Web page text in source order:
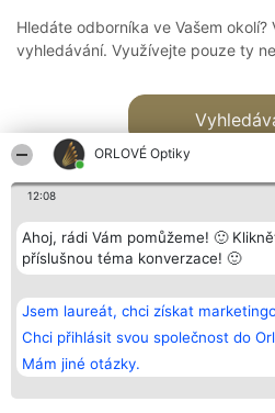
ORLOVÉ Optiky
12:08
Ahoj, rádi Vám pomůžeme! 🙂
příslušnou téma konverzace! 🙂
Jsem laureát, chci získat
Chci přihlásit svou společnost do
Mám jiné otázky.
Hledáte odborníka ve Vašem okolí?
vyhledávání. Využívejte pouze ty
Bright Side Solutions sp. z o.
o. sp. k.
ul. Ruska 22
Wrocław 50-079
KRS 0000749100 | Regon
381313360 | NIP 8943132676
Vítězové
Seznam
laureátů
Zásady
Zásady